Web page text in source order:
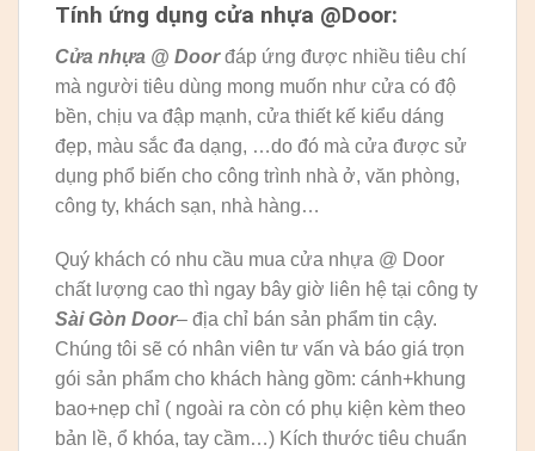
Tính ứng dụng cửa nhựa @Door:
Cửa nhựa @ Door đáp ứng được nhiều tiêu chí
mà người tiêu dùng mong muốn như cửa có độ
bền, chịu va đập mạnh, cửa thiết kế kiểu dáng
đẹp, màu sắc đa dạng, …do đó mà cửa được sử
dụng phổ biến cho công trình nhà ở, văn phòng,
công ty, khách sạn, nhà hàng…
Quý khách có nhu cầu mua cửa nhựa @ Door
chất lượng cao thì ngay bây giờ liên hệ tại công ty
Sài Gòn Door– địa chỉ bán sản phẩm tin cậy.
Chúng tôi sẽ có nhân viên tư vấn và báo giá trọn
gói sản phẩm cho khách hàng gồm: cánh+khung
bao+nẹp chỉ ( ngoài ra còn có phụ kiện kèm theo
bản lề, ổ khóa, tay cầm…) Kích thước tiêu chuẩn